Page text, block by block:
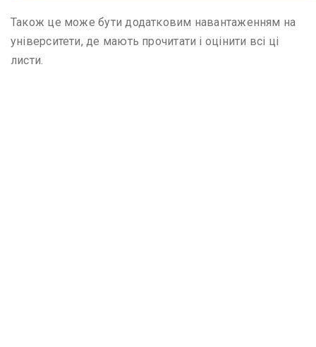
Також це може бути додатковим навантаженням на
університети, де мають прочитати і оцінити всі ці
листи.